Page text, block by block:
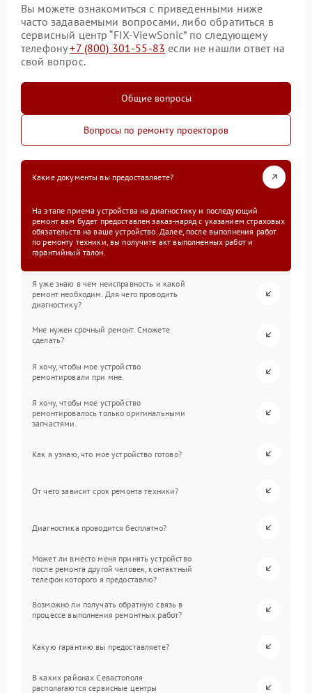
Вы можете ознакомиться с приведенными ниже
часто задаваемыми вопросами, либо обратиться в
сервисный центр “FIX-ViewSonic” по следующему
телефону+7 (800) 301-55-83 если не нашли ответ на
свой вопрос.
Общие вопросы
Вопросы по ремонту проекторов
Какие документы вы предоставляете?
На этапе приема устройства на диагностику и последующий
ремонт вам будет предоставлен заказ-наряд с указанием страховых
обязательств на ваше устройство. Далее, после выполнения работ
по ремонту техники, вы получите акт выполненных работ и
гарантийный талон.
Я уже знаю в чем неисправность и какой
ремонт необходим. Для чего проводить
диагностику?
Мне нужен срочный ремонт. Сможете
сделать?
Я хочу, чтобы мое устройство
ремонтировали при мне.
Я хочу, чтобы мое устройство
ремонтировалось только оригинальными
запчастями.
Как я узнаю, что мое устройство готово?
От чего зависит срок ремонта техники?
Диагностика проводится бесплатно?
Может ли вместо меня принять устройство
после ремонта другой человек, контактный
телефон которого я предоставлю?
Возможно ли получать обратную связь в
процессе выполнения ремонтных работ?
Какую гарантию вы предоставляете?
В каких районах Севастополя
располагаются сервисные центры